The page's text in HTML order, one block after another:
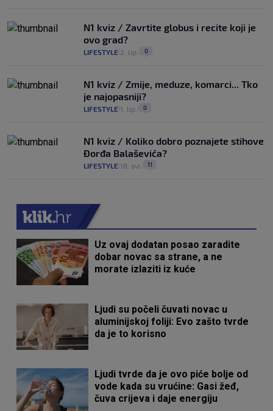
N1 kviz / Zavrtite globus i recite koji je
ovo grad?
LIFESTYLE 2. lip. 0
N1 kviz / Zmije, meduze, komarci... Tko
je najopasniji?
LIFESTYLE 1. lip. 0
N1 kviz / Koliko dobro poznajete stihove
Đorđa Balaševića?
LIFESTYLE 18. svi. 11
Uz ovaj dodatan posao zaradite
dobar novac sa strane, a ne
morate izlaziti iz kuće
Ljudi su počeli čuvati novac u
aluminijskoj foliji: Evo zašto tvrde
da je to korisno
Ljudi tvrde da je ovo piće bolje od
vode kada su vrućine: Gasi žeđ,
čuva crijeva i daje energiju